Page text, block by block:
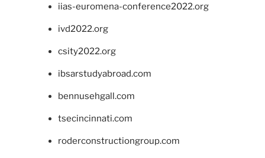
iias-euromena-conference2022.org
ivd2022.org
csity2022.org
ibsarstudyabroad.com
bennusehgall.com
tsecincinnati.com
roderconstructiongroup.com